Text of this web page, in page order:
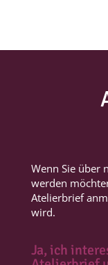
Wenn Sie über
werden
Atelierbrief
wird.
Ja, ich